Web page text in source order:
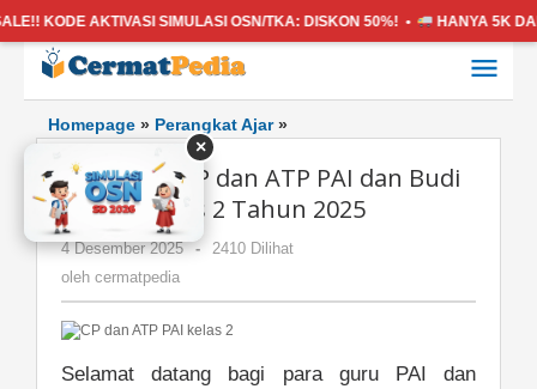
Lewati
konten
AKTIVASI SIMULASI OSN/TKA: DISKON 50%! • HANYA 5KDAPAT
Homepage » Perangkat Ajar »Download
dan
ATP
PAI
dan
Pekerti
Tahun
Download CP dan ATP PAI dan Budi
Pekerti Kelas 2 Tahun 2025
4 Desember 2025 oleh
-
2410 Dilihat
oleh cermatpedia
Selamat datang bagi para guru PAI dan
×